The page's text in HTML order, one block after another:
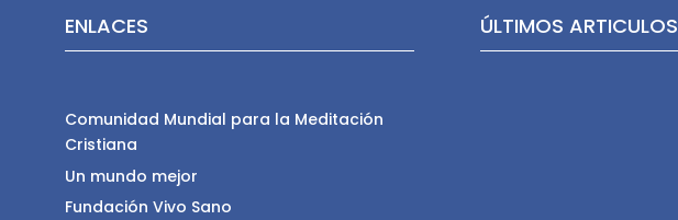
ENLACES
Comunidad Mundial para la Meditación
Cristiana
Un mundo mejor
Fundación Vivo Sano
ÚLTIMOS ARTICULOS